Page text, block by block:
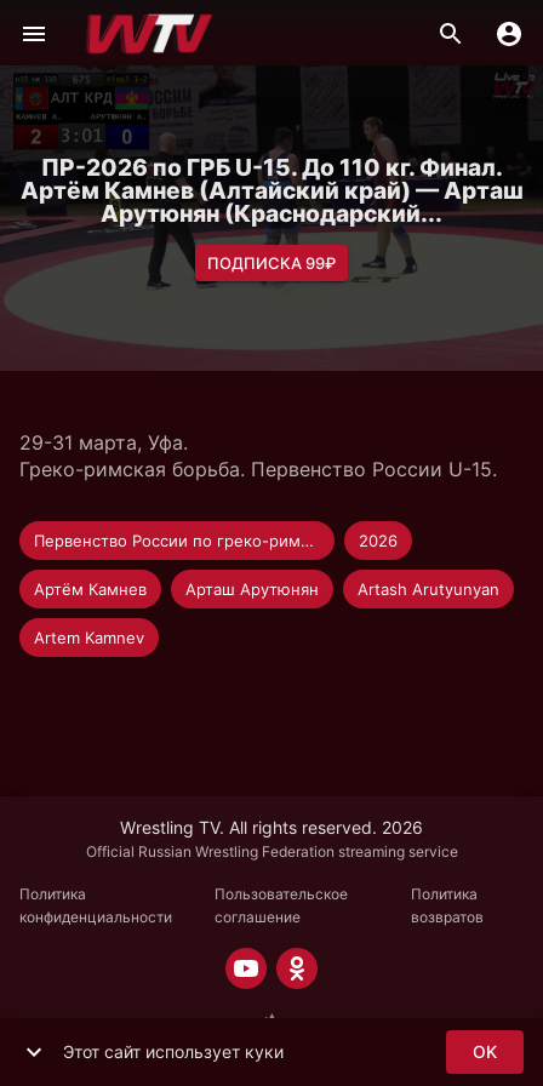
ПР-2026 по ГРБ U-15. До 110 кг. Финал.
Артём Камнев (Алтайский край) — Арташ
Арутюнян (Краснодарский...
ПОДПИСКА 99₽
29-31 марта, Уфа.
Греко-римская борьба. Первенство России U-15.
Первенство России по греко-римской борьбе U-15 2026
Артём Камнев Арташ Арутюнян Artash Arutyunyan
Artem Kamnev
Wrestling TV. All rights reserved. 2026
Official Russian Wrestling Federation streaming service
Политика
конфиденциальности
Пользовательское
соглашение
Политика
возвратов
Этот сайт использует куки OK